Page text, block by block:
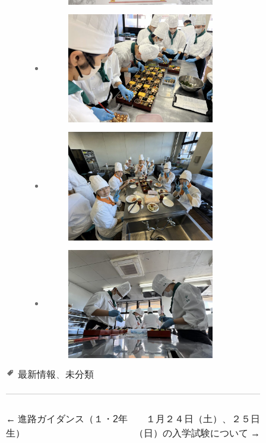
最新情報 未分類
投
← 進路ガイダンス（１・2年
生）
１月２４日（土）、２５日
（日）の入学試験について →